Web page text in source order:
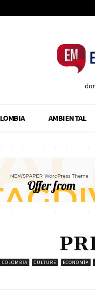
AMBIENTAL
COLOMBIA CULTURE ECONOMÍA